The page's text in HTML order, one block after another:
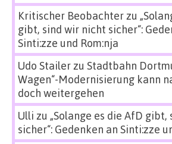
Kritischer Beobachterzu
gibt, sind wir nicht sicher“:
Sinti:zze und Rom:nja
Udo Stailerzu Stadtbahn
Wagen“-Modernisierung kann
doch weitergehen
Ulli zu „Solange es die AfD
sicher“: Gedenken an Sinti:zze